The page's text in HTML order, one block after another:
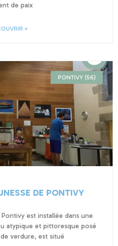
de paix
»
PONTIVY (56)
DE PONTIVY
Pontivy est installée dans une
atypique et pittoresque posé
verdure, est situé